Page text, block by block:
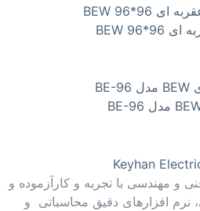
و مهندسی با تجربه و کارآزموده و
نرم افزارهای دقیق محاسباتی و